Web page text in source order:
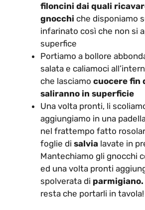
filoncini dai quali
gnocchi che disponiamo
infarinato così che non si
superfice
Portiamo a bollore
salata e caliamoci
che lasciamo cuocere fin
saliranno in superficie
Una volta pronti, li
aggiungiamo in una
nel frattempo fatto
foglie di salvia lavate in
Mantechiamo gli gnocchi
ed una volta pronti
spolverata di parmigiano.
resta che portarli in tavola!